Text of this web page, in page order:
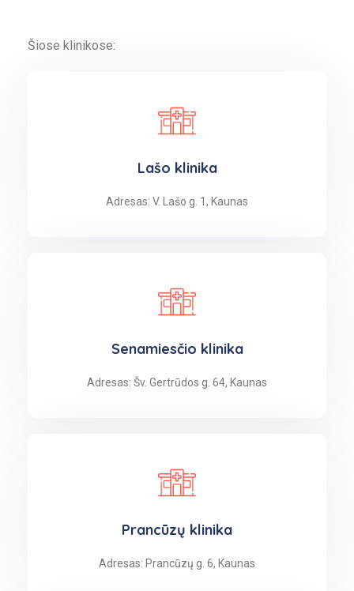
Šiose klinikose:
Lašo klinika
Adresas: V. Lašo g. 1, Kaunas
Senamiesčio klinika
Adresas: Šv. Gertrūdos g. 64, Kaunas
Prancūzų klinika
Adresas: Prancūzų g. 6, Kaunas